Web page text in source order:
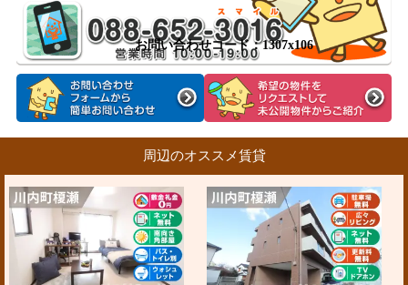
お問い合わせコード：1307x106
周辺のオススメ賃貸